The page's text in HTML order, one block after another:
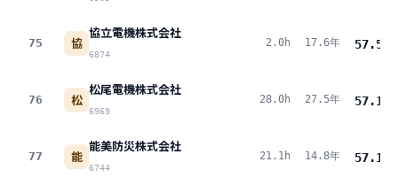
75 協
協立電機株式会社
6874
2.0h 17.6年 57.5
76 松
松尾電機株式会社
6969
28.0h 27.5年 57.1
77 能
能美防災株式会社
6744
21.1h 14.8年 57.1